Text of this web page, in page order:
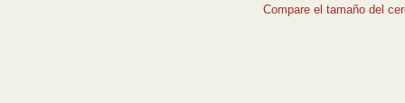
Compare el tamaño del